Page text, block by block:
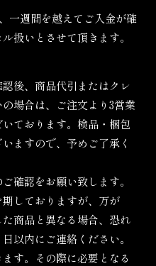
一週間を越えてご入金が確
扱いとさせて頂きます。
後、商品代引またはクレ
場合は、ご注文より3営業
ております。検品・梱包
ますので、予めご了承く
確認をお願い致します。
しておりますが、万が
商品と異なる場合、恐れ
以内にご連絡ください。
す。その際に必要となる